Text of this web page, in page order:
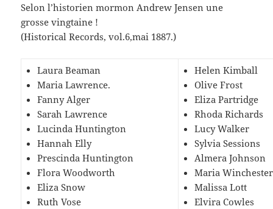
Selon l’historien mormon Andrew Jensen une
grosse vingtaine !
(Historical Records, vol.6,mai 1887.)
Laura Beaman
Maria Lawrence.
Fanny Alger
Sarah Lawrence
Lucinda Huntington
Hannah Elly
Prescinda Huntington
Flora Woodworth
Eliza Snow
Ruth Vose
Helen Kimball
Olive Frost
Eliza Partridge
Rhoda Richards
Lucy Walker
Sylvia Sessions
Almera Johnson
Maria Winchester
Malissa Lott
Elvira Cowles